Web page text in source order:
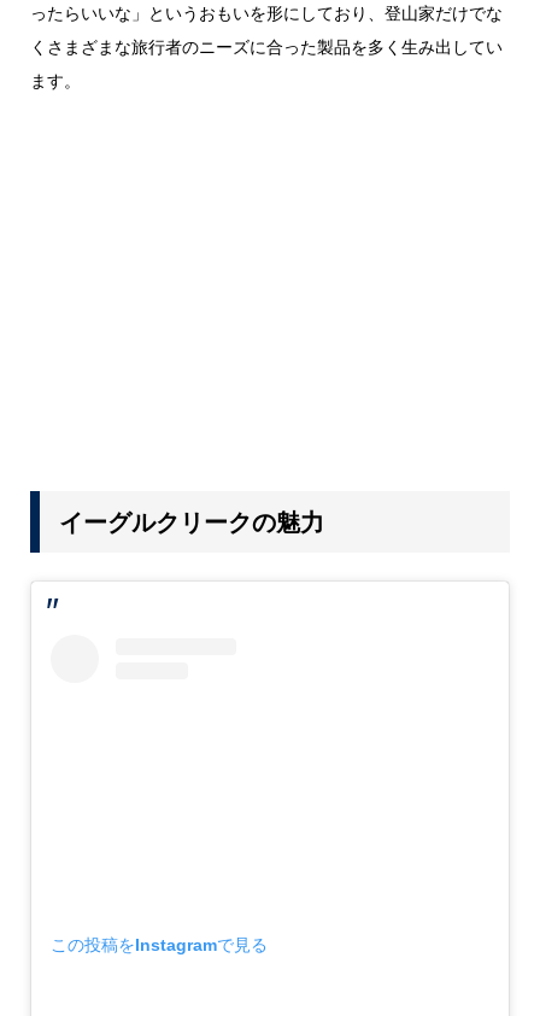
ったらいいな」というおもいを形にしており、登山家だけでな
くさまざまな旅行者のニーズに合った製品を多く生み出してい
ます。
イーグルクリークの魅力
この投稿をInstagramで見る